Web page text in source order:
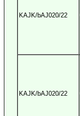
KAJK/bAJ020/22
KAJK/bAJ020/22